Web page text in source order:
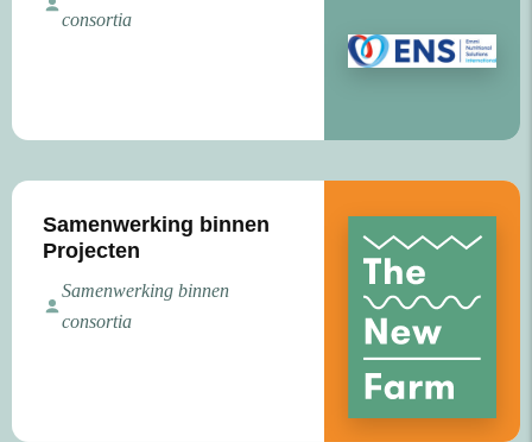
consortia
Samenwerking binnen
Projecten
Samenwerking binnen
consortia